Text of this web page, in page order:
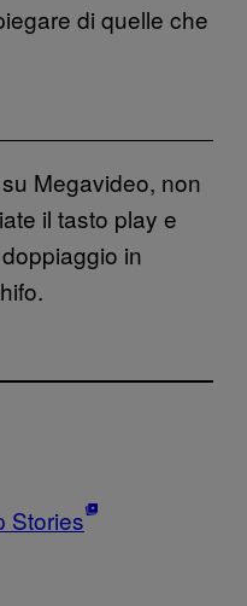
di quelle che
Megavideo, non
il tasto play e
in
Stories